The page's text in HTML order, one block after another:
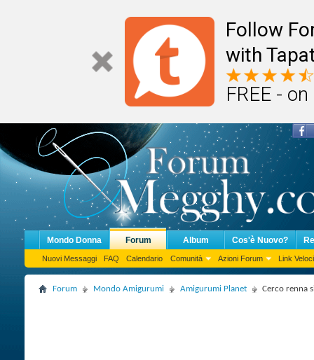
Follow
with
FREE -
Mondo Donna Forum
Nuovi Messaggi FAQ Calendario Comunità Azioni Forum Link Veloci
Album Cos'è Nuovo?
Forum Mondo Amigurumi Amigurumi Planet Cerco renna